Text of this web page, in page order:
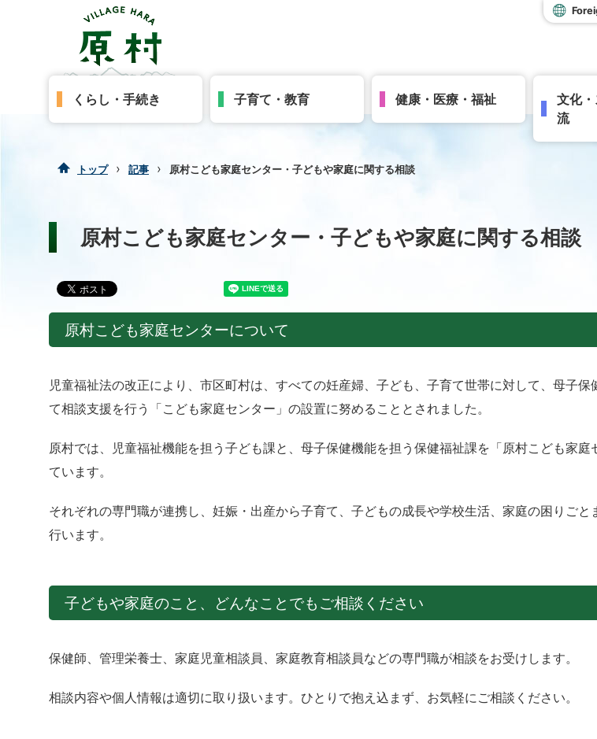
くらし・手続き 子育て・教育 健康・医療・福祉
文化
流
トップ › 記事 › 原村こども家庭センター・子どもや家庭に関する相談
原村こども家庭センター・子どもや家庭に関する相談
原村こども家庭センターについて
児童福祉法の改正により、市区町村は、すべての妊産婦、子ども、子育て世帯に対して、母子保
て相談支援を行う「こども家庭センター」の設置に努めることとされました。
原村では、児童福祉機能を担う子ども課と、母子保健機能を担う保健福祉課を「原村こども家庭
ています。
それぞれの専門職が連携し、妊娠・出産から子育て、子どもの成長や学校生活、家庭の困りごと
行います。
子どもや家庭のこと、どんなことでもご相談ください
保健師、管理栄養士、家庭児童相談員、家庭教育相談員などの専門職が相談をお受けします。
相談内容や個人情報は適切に取り扱います。ひとりで抱え込まず、お気軽にご相談ください。